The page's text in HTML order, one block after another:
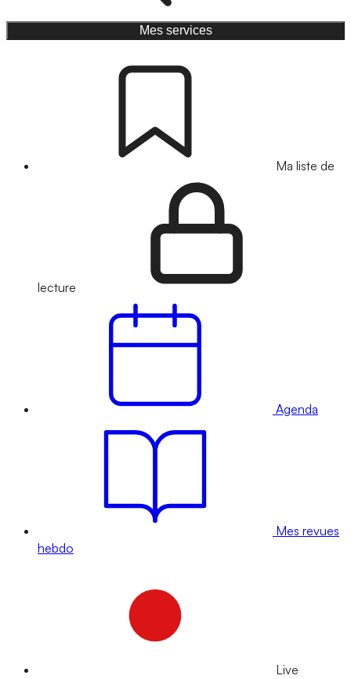
Mes services
Ma liste de
lecture
Agenda
Mes revues
hebdo
Live